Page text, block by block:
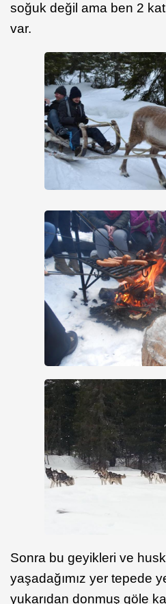
soğuk değil ama ben 2
var.
Sonra bu geyikleri ve
yaşadağımız yer tepede
yukarıdan donmuş göle